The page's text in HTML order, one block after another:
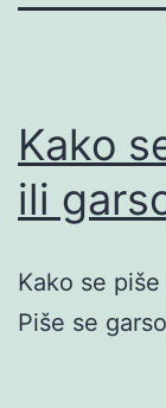
Kako
ili
Kako se
Piše se